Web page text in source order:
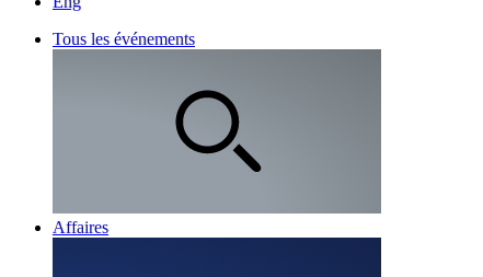
Tous les événements
Affaires